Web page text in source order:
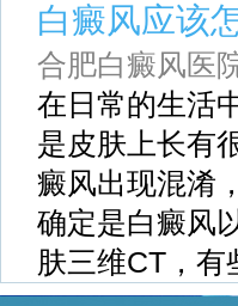
白癜风应该
合肥白癜风医
在日常的生活
是皮肤上长有
癜风出现混淆
确定是白癜风
肤三维CT，有